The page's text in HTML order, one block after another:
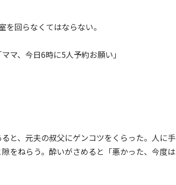
回らなくてはならない。
マ、今日6時に5人予約お願い」
と、元夫の叔父にゲンコツをくらった。人に手
をねらう。酔いがさめると「悪かった、今度は